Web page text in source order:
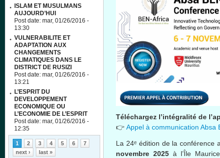
Téléchargez l’intégralité de
👉 Appel à communication Absa
La 24ᵉ édition de la conférence
novembre 2025 à l’Île
ISLAM ET MUSULMANS
AUJOURD’HUI
Post date: mar, 01/26/2016 -
13:30
VULNERABILITE ET
ADAPTATION AUX
CHANGEMENTS
CLIMATIQUES DANS LE
DISTRICT DE RUSIZI
Post date: mar, 01/26/2016 -
13:21
L’ESPRIT DU
DEVELOPPEMENT
ECONOMIQUE OU
L’ECONOMIE DE L’ESPRIT
Post date: mar, 01/26/2016 -
12:35
Pages
1 2 3 4 5 6
7
next ›
last »